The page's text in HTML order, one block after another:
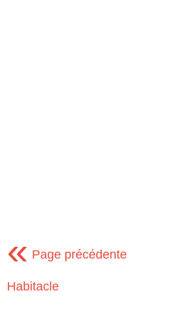
« Page précédente
Habitacle